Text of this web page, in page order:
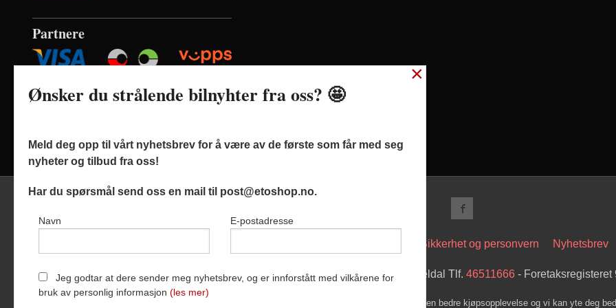
Partnere
Sikkerhet og personvern Nyhetsbrev
Etoshop AS Hovsveien 17 7336 Meldal Tlf. 46511666- Foretaksregisteret
Vår nettbutikk bruker cookies slik at du får en bedre kjøpsopplevelse og vi kan yte deg
×
Ønsker du strålende bilnyhter fra oss? 🤩
Meld deg opp til vårt nyhetsbrev for å være av de første som får med seg
nyheter og tilbud fra oss!
Har du spørsmål send oss en mail til post@etoshop.no.
Navn E-postadresse
Jeg godtar at dere sender meg nyhetsbrev, og er innforstått med vilkårene for
bruk av personlig informasjon (les mer)